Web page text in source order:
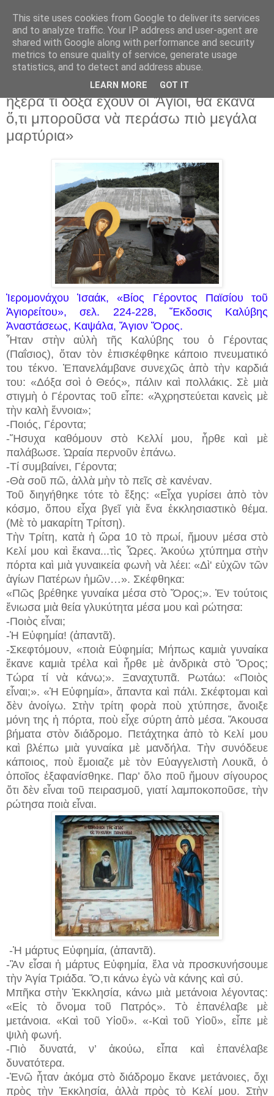
11 Ιουλ 2025
Ἁγία Εὐφημία στὸν Ἅγιο Παΐσιο: «Ἂν
ἤξερα τί δόξα ἔχουν οἱ Ἅγιοι, θὰ ἔκανα
ὅ,τι μποροῦσα νὰ περάσω πιὸ μεγάλα
μαρτύρια»
Ἱερομονάχου Ἰσαάκ, «Βίος Γέροντος Παϊσίου τοῦ
Ἁγιορείτου», σελ. 224-228, Ἔκδοσις Καλύβης
Ἀναστάσεως, Καψάλα, Ἅγιον Ὅρος.
Ἦταν στὴν αὐλὴ τῆς Καλύβης του ὁ Γέροντας
(Παΐσιος), ὅταν τὸν ἐπισκέφθηκε κάποιο πνευματικό
του τέκνο. Ἐπανελάμβανε συνεχῶς ἀπὸ τὴν καρδιά
του: «Δόξα σοὶ ὁ Θεός», πάλιν καὶ πολλάκις. Σὲ μιὰ
στιγμὴ ὁ Γέροντας τοῦ εἶπε: «Ἀχρηστεύεται κανεὶς μὲ
τὴν καλὴ ἔννοια»;
-Ποιός, Γέροντα;
-Ἥσυχα καθόμουν στὸ Κελλί μου, ἦρθε καὶ μὲ
παλάβωσε. Ὡραία περνοῦν ἐπάνω.
-Τί συμβαίνει, Γέροντα;
-Θὰ σοῦ πῶ, ἀλλὰ μὴν τὸ πεῖς σὲ κανέναν.
Τοῦ διηγήθηκε τότε τὸ ἕξης: «Εἶχα γυρίσει ἀπὸ τὸν
κόσμο, ὅπου εἶχα βγεῖ γιὰ ἕνα ἐκκλησιαστικὸ θέμα.
(Μὲ τὸ μακαρίτη Τρίτση).
Τὴν Τρίτη, κατὰ ἡ ὥρα 10 τὸ πρωί, ἤμουν μέσα στὸ
Κελί μου καὶ ἔκανα...τὶς Ὧρες. Ἀκούω χτύπημα στὴν
πόρτα καὶ μιὰ γυναικεία φωνὴ νὰ λέει: «Δὶ' εὐχῶν τῶν
ἁγίων Πατέρων ἠμῶν…». Σκέφθηκα:
«Πῶς βρέθηκε γυναίκα μέσα στὸ Ὅρος;». Ἐν τούτοις
ἔνιωσα μιὰ θεία γλυκύτητα μέσα μου καὶ ρώτησα:
-Ποιὸς εἶναι;
-Ἡ Εὐφημία! (ἀπαντᾶ).
-Σκεφτόμουν, «ποιὰ Εὐφημία; Μήπως καμιὰ γυναίκα
ἔκανε καμιὰ τρέλα καὶ ἦρθε μὲ ἀνδρικὰ στὸ Ὅρος;
Τώρα τί νὰ κάνω;». Ξαναχτυπᾶ. Ρωτάω: «Ποιὸς
εἶναι;». «Ἡ Εὐφημία», ἅπαντα καὶ πάλι. Σκέφτομαι καὶ
δὲν ἀνοίγω. Στὴν τρίτη φορὰ ποὺ χτύπησε, ἄνοιξε
μόνη της ἡ πόρτα, ποὺ εἶχε σύρτη ἀπὸ μέσα. Ἄκουσα
βήματα στὸν διάδρομο. Πετάχτηκα ἀπὸ τὸ Κελί μου
καὶ βλέπω μιὰ γυναίκα μὲ μανδήλα. Τὴν συνόδευε
κάποιος, ποὺ ἔμοιαζε μὲ τὸν Εὐαγγελιστὴ Λουκᾶ, ὁ
ὁποῖος ἐξαφανίσθηκε. Παρ’ ὅλο ποῦ ἤμουν σίγουρος
ὅτι δὲν εἶναι τοῦ πειρασμοῦ, γιατί λαμποκοποῦσε, τὴν
ρώτησα ποιὰ εἶναι.
-Ἡ μάρτυς Εὐφημία, (ἀπαντᾶ).
-Ἂν εἶσαι ἡ μάρτυς Εὐφημία, ἔλα νὰ προσκυνήσουμε
τὴν Ἁγία Τριάδα. Ὅ,τι κάνω ἐγὼ νὰ κάνης καὶ σύ.
Μπῆκα στὴν Ἐκκλησία, κάνω μιὰ μετάνοια λέγοντας:
«Εἰς τὸ ὄνομα τοῦ Πατρός». Τὸ ἐπανέλαβε μὲ
μετάνοια. «Καὶ τοῦ Υἱοῦ». «-Καὶ τοῦ Υἱοῦ», εἶπε μὲ
ψιλὴ φωνή.
-Πιὸ δυνατά, ν’ ἀκούω, εἶπα καὶ ἐπανέλαβε
δυνατότερα.
-Ἐνῶ ἦταν ἀκόμα στὸ διάδρομο ἔκανε μετάνοιες, ὄχι
πρὸς τὴν Ἐκκλησία, ἀλλὰ πρὸς τὸ Κελί μου. Στὴν
This site uses cookies from Google to deliver its services
and to analyze traffic. Your IP address and user-agent are
shared with Google along with performance and security
metrics to ensure quality of service, generate usage
statistics, and to detect and address abuse.
LEARN MORE GOT IT